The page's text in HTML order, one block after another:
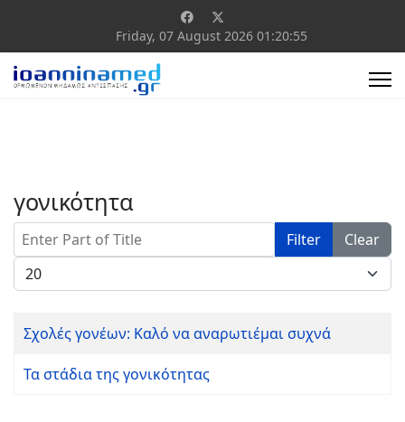
Friday, 07 August 2026 01:20:55
γονικότητα
Enter Part of Title Filter
Clear
Display #
Σχολές γονέων: Καλό να αναρωτιέμαι συχνά
Τα στάδια της γονικότητας